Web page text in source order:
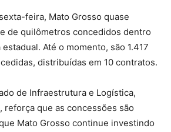
feira, Mato Grosso quase
de quilômetros concedidos dentro
Até o momento, são 1.417
distribuídas em 10 contratos.
de Infraestrutura e Logística,
reforça que as concessões são
Mato Grosso continue investindo